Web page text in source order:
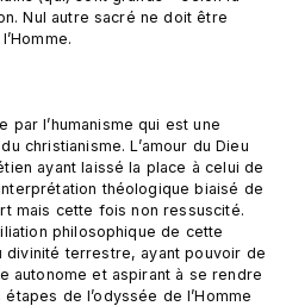
Nul autre sacré ne doit être
l’humanisme qui est une
christianisme. L’amour du Dieu
ayant laissé la place à celui de
théologique biaisé de
mais cette fois non ressuscité.
philosophique de cette
divinité terrestre, ayant pouvoir de
autonome et aspirant à se rendre
de l’odyssée de l’Homme